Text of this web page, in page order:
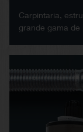
Carpintaria,
grande gama